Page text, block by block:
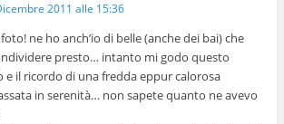
2011 alle 15:36
ne ho anch’io di belle (anche dei bai) che
presto… intanto mi godo questo
e il ricordo di una fredda eppur calorosa
in serenità… non sapete quanto ne avevo